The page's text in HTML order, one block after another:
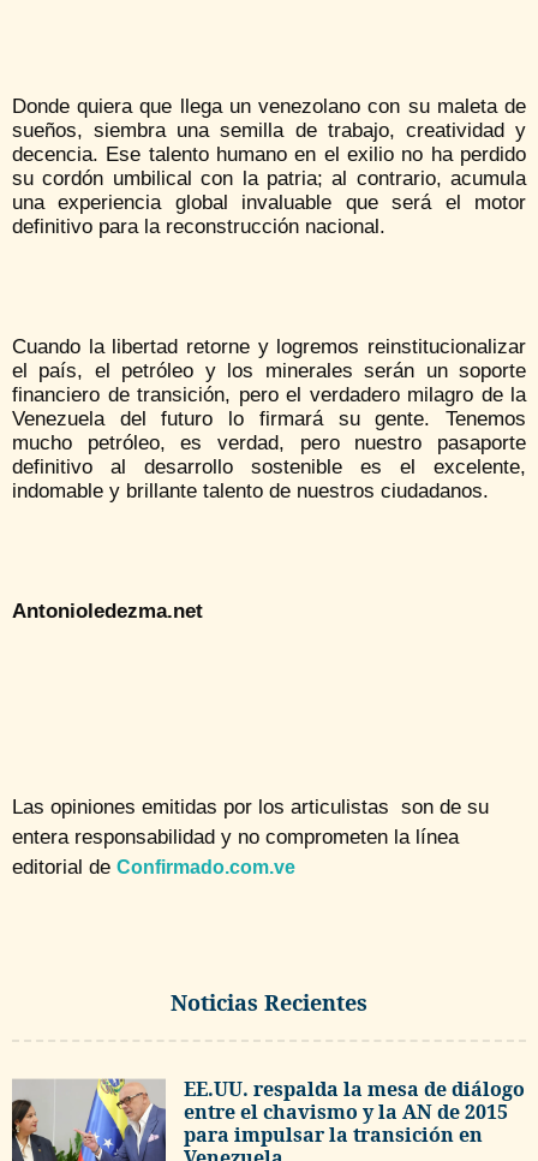
Noticias Recientes
EE.UU. respalda la mesa de diálogo
entre el chavismo y la AN de 2015
para impulsar la transición en
Donde quiera que llega un venezolano con su maleta de
sueños, siembra una semilla de trabajo, creatividad y
decencia. Ese talento humano en el exilio no ha perdido
su cordón umbilical con la patria; al contrario, acumula
una experiencia global invaluable que será el motor
definitivo para la reconstrucción nacional.
Cuando la libertad retorne y logremos reinstitucionalizar
el país, el petróleo y los minerales serán un soporte
financiero de transición, pero el verdadero milagro de la
Venezuela del futuro lo firmará su gente. Tenemos
mucho petróleo, es verdad, pero nuestro pasaporte
definitivo al desarrollo sostenible es el excelente,
indomable y brillante talento de nuestros ciudadanos.
Antonioledezma.net
Las opiniones emitidas por los articulistas son de su
entera responsabilidad y no comprometen la línea
editorial de Confirmado.com.ve